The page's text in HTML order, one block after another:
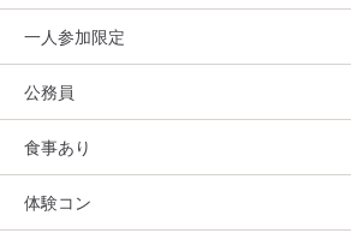
一人参加限定
公務員
食事あり
体験コン